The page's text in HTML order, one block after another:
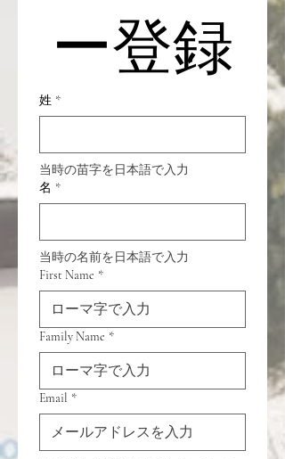
ー登録
姓 *
当時の苗字を日本語で入力
名 *
当時の名前を日本語で入力
First Name *
Family Name *
Email *